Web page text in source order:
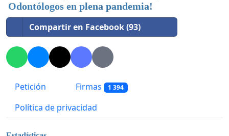
Odontólogos en plena pandemia!
Compartir en Facebook (93)
Petición Firmas 1 394
Política de privacidad